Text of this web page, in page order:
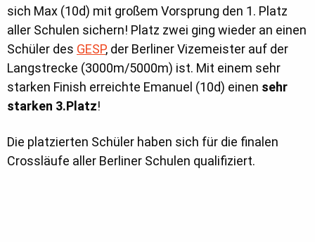
sich Max (10d) mit großem Vorsprung den 1. Platz
aller Schulen sichern! Platz zwei ging wieder an einen
Schüler des GESP, der Berliner Vizemeister auf der
Langstrecke (3000m/5000m) ist. Mit einem sehr
starken Finish erreichte Emanuel (10d) einen sehr
starken 3.Platz!
Die platzierten Schüler haben sich für die finalen
Crossläufe aller Berliner Schulen qualifiziert.